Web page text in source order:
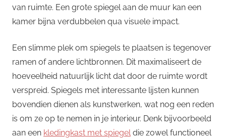
van ruimte. Een grote spiegel aan de muur kan een
kamer bijna verdubbelen qua visuele impact.
Een slimme plek om spiegels te plaatsen is tegenover
ramen of andere lichtbronnen. Dit maximaliseert de
hoeveelheid natuurlijk licht dat door de ruimte wordt
verspreid. Spiegels met interessante lijsten kunnen
bovendien dienen als kunstwerken, wat nog een reden
is om ze op te nemen in je interieur. Denk bijvoorbeeld
aan een kledingkast met spiegeldie zowel functioneel